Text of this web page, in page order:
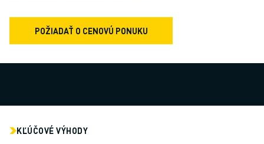
ROBOTY PRE OBLÚKOVÉ ZVÁRANIE
PALETIZAČNÉ ROBOTY
POŽIADAŤ O CENOVÚ PONUKU
KĽÚČOVÉ VÝHODY